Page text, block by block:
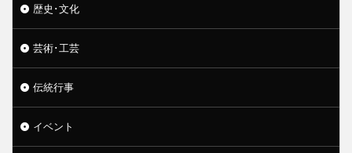
歴史･文化
芸術･工芸
伝統行事
イベント